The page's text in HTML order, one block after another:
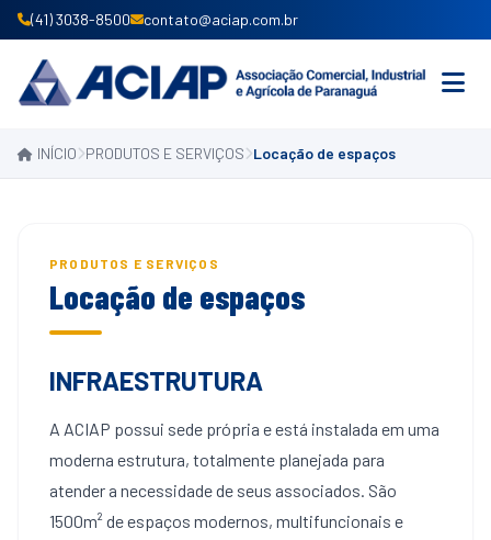
(41) 3038-8500 contato@aciap.com.br
INICIO
ASSOCIE-SE
CONVÊNIOS
NOTÍCIAS
INÍCIO PRODUTOS E SERVIÇOS Locação de espaços
PRODUTOS E SERVIÇOS
Locação de espaços
INFRAESTRUTURA
A ACIAP possui sede própria e está instalada em uma
moderna estrutura, totalmente planejada para
atender a necessidade de seus associados. São
1500m² de espaços modernos, multifuncionais e